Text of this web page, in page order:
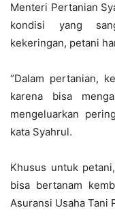
Menteri Pertanian
kondisi yang
kekeringan, petani
“Dalam pertanian,
karena bisa
mengeluarkan
kata Syahrul.
Khusus untuk
bisa bertanam
Asuransi Usaha Tani